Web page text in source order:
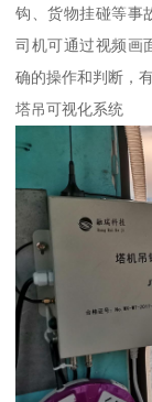
钩、货物挂碰等事
司机可通过视频画
确的操作和判断，
塔吊可视化系统